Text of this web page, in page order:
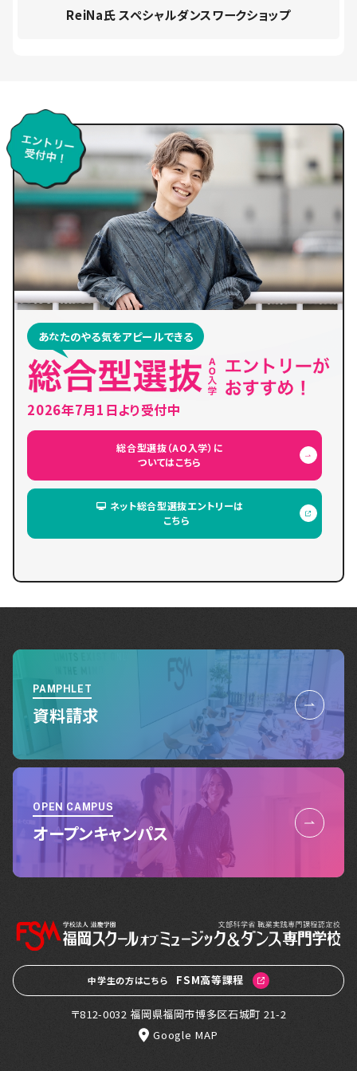
ReiNa氏 スペシャルダンスワークショップ
あなたのやる気をアピールできる
2026年7月1日より受付中
総合型選抜（AO入学）に
ついてはこちら
ネット総合型選抜エントリーは
こちら
PAMPHLET
資料請求
OPEN CAMPUS
オープンキャンパス
中学生の方はこちら FSM高等課程
〒812-0032 福岡県福岡市博多区石城町 21-2
Google MAP